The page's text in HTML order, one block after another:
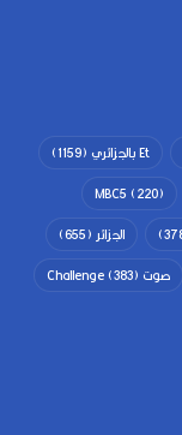
Et بالجزائري
(1159)
MBC5 (220)
الجزائر (655)
صوت Challenge (383)